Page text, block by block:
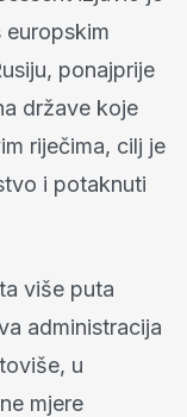
europskim
ponajprije
države koje
riječima, cilj je
i potaknuti
više puta
administracija
u
mjere